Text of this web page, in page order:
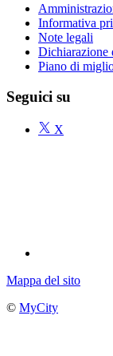
Informativa
Note legali
Dichiarazione
Piano di
Seguici su
X
Mappa del sito
© MyCity